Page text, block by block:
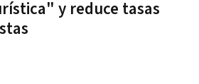
y reduce tasas